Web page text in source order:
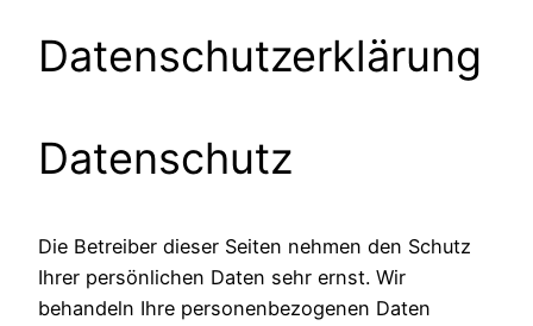
Datenschutzerklärung
Datenschutz
Die Betreiber dieser Seiten nehmen den Schutz
Ihrer persönlichen Daten sehr ernst. Wir
behandeln Ihre personenbezogenen Daten